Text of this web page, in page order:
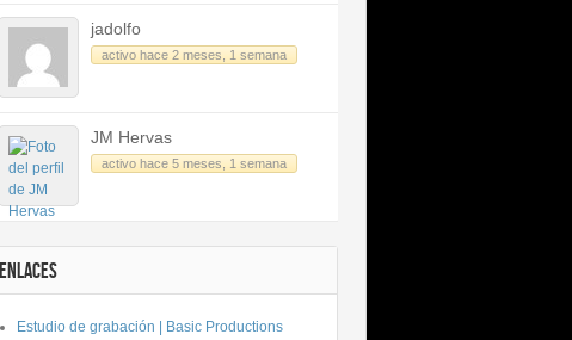
jadolfo
activo hace 2 meses, 1 semana
JM Hervas
activo hace 5 meses, 1 semana
ENLACES
Estudio de grabación | Basic Productions